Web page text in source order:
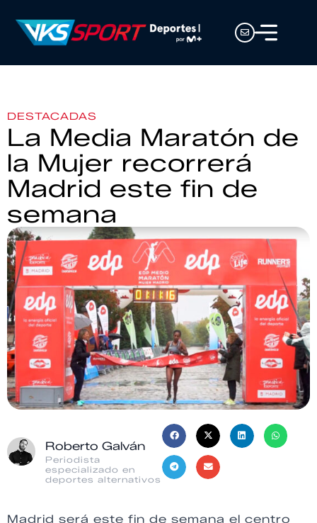
DESTACADAS
La Media Maratón de
la Mujer recorrerá
Madrid este fin de
semana
Roberto Galván
Periodista
especializado en
deportes alternativos
Madrid será este fin de semana el centro